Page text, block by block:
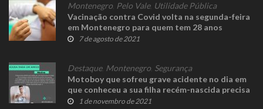
Montenegro Pelo Vale, Utilidade Pública
Vacinação contra Covid volta na segunda-feira
em Montenegro para quem tem 28 anos
7 de agosto de 2021
Destaque, Montenegro Segurança
Motoboy que sofreu grave acidente no dia em
que conheceu a sua filha recém-nascida precisa
de ajuda
1 de novembro de 2021